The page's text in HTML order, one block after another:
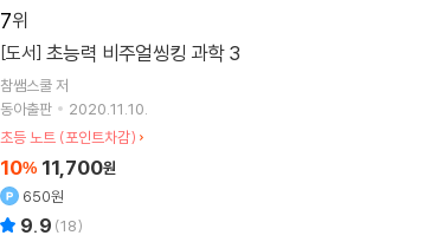
7
[도서] 초능력 비주얼씽킹 과학 3
참쌤스쿨저
동아출판
2020.11.10.
초등 노트 (포인트차감)
10% 11,700원
650원
9.9 (18)